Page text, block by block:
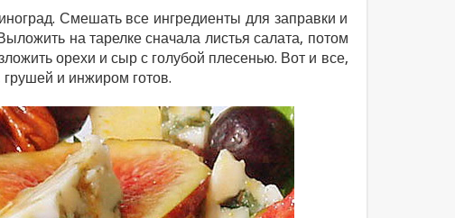
Смешать все ингредиенты для заправки и
на тарелке сначала листья салата, потом
орехи и сыр с голубой плесенью. Вот и все,
и инжиром готов.